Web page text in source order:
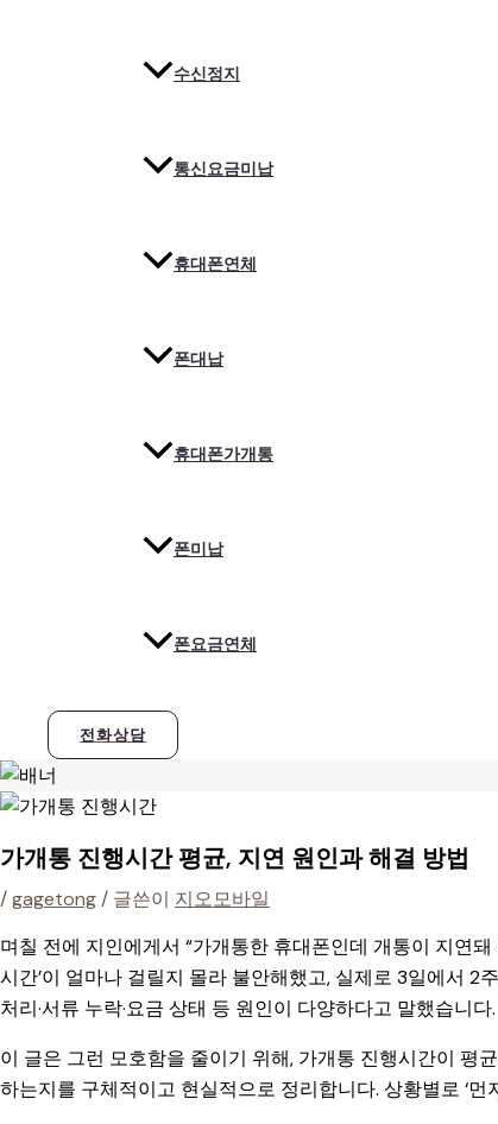
수신정지
통신요금미납
휴대폰연체
폰대납
휴대폰가개통
폰미납
폰요금연체
전화상담
가개통 진행시간 평균, 지연 원인과 해결 방법
/gagetong / 글쓴이 지오모바일
며칠 전에 지인에게서 “가개통한 휴대폰인데 개통이 지연
시간’이 얼마나 걸릴지 몰라 불안해했고, 실제로 3일에서
처리·서류 누락·요금 상태 등 원인이 다양하다고 말했습니다.
이 글은 그런 모호함을 줄이기 위해, 가개통 진행시간이 평
하는지를 구체적이고 현실적으로 정리합니다. 상황별로 ‘먼